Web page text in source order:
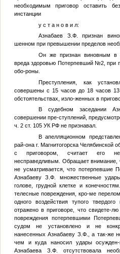
необходимым приговор оставить
инстанции
у с т а н о в и л:
Азнабаев З.Ф. признан
шенном при превышении пределов
Он же признан виновным в
вреда здоровью Потерпевший №2 ,
обо-роны.
Преступления, как
совершены с 15 часов до 18 часов
обстоятельствах, изло-женных в
В судебном заседании
совершении пре-ступлений,
ч. 2 ст. 105 УК РФ не признавал.
В апелляционном
рай-она г. Магнитогорска Челябинской
с приговором, считает его
несправедливым. Обращает внимание,
не усматривается, что потерпевшие
Азнабаеву З.Ф. множественные
голове, грудной клетке и
телесные повреждения, кро-ме
одного воздействия тупого
отражено в приговоре, что свидете-
повреждения потерпевшими
судом не установлено и не
нанесенных Азнабаеву З.Ф., а так-же
чем и куда наносил удары осужден-
Азнабаева З.Ф. отсутствовала